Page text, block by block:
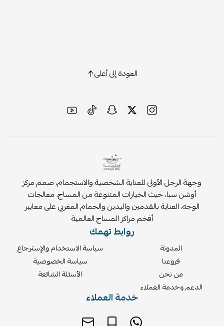
العودة إلى أعلى
وجهة الرجل الأولى للعناية الشخصية والاستجمام، صمم مركز
أوشن سبا، حيث الخيارات المتنوعة من المساج، معالجات
الوجه، العناية بالقدمين واليدين والحمام المغربي على معايير
أفخم مراكز المساج العالمية
روابط تهمك
المدونة
فروعنا
من نحن
الدعم وخدمة العملاء
سياسة الاستخدام والإسترجاع
سياسة الخصوصية
الأسئلة الشائعة
خدمة العملاء